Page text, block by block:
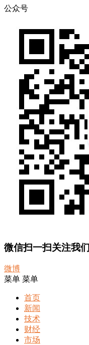
公众号
微信扫一扫关注我们
微博
菜单 菜单
首页
新闻
技术
财经
市场